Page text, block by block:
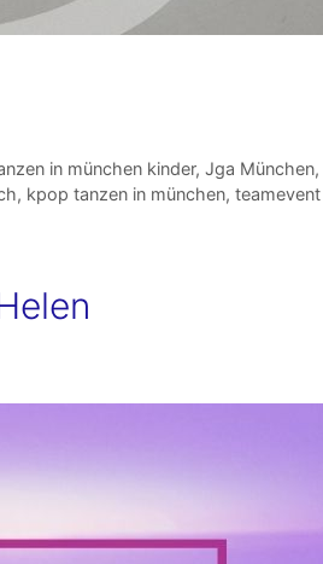
in münchen kinder, Jga München,
, kpop tanzen in münchen,